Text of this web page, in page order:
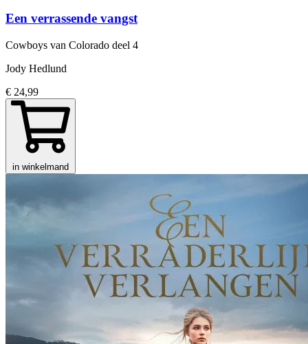
Een verrassende vangst
Cowboys van Colorado deel 4
Jody Hedlund
€ 24,99
in winkelmand